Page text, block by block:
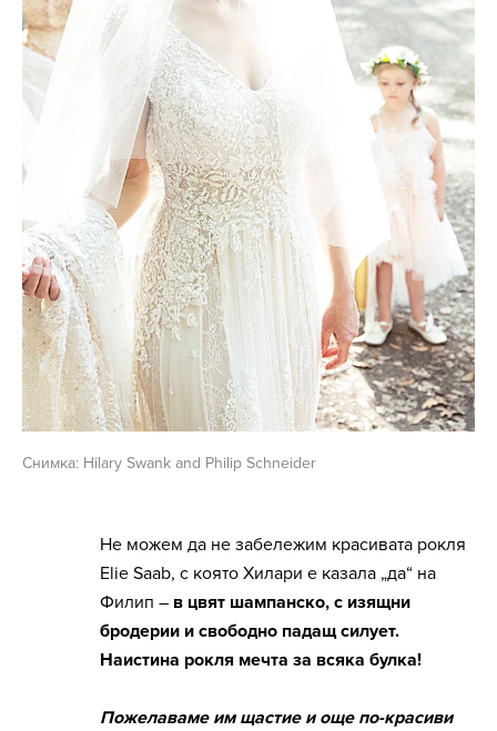
Снимка: Hilary Swank and Philip Schneider
Не можем да не забележим красивата рокля
Elie Saab, с която Хилари е казала „да“ на
Филип – в цвят шампанско, с изящни
бродерии и свободно падащ силует.
Наистина рокля мечта за всяка булка!
Пожелаваме им щастие и още по-красиви